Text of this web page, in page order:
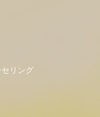
リング